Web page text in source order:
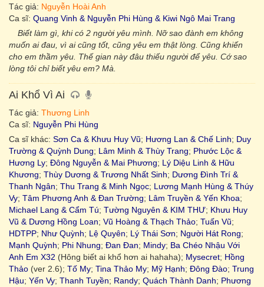
Tác giả: Nguyễn Hoài Anh
Ca sĩ: Quang Vinh & Nguyễn Phi Hùng & Kiwi Ngô Mai Trang
Biết làm gì, khi có 2 người yêu mình. Nỡ sao đành em không
muốn ai đau, vì ai cũng tốt, cũng yêu em thật lòng. Cũng khiến
cho em thầm yêu. Thế gian này đâu thiếu người để yêu. Cớ sao
lòng tôi chỉ biết yêu em? Mà.
Ai Khổ Vì Ai
Tác giả: Thương Linh
Ca sĩ: Nguyễn Phi Hùng
Ca sĩ khác: Sơn Ca & Khưu Huy Vũ; Hương Lan & Chế Linh; Duy
Trường & Quỳnh Dung; Lâm Minh & Thùy Trang; Phước Lộc &
Hương Ly; Đông Nguyễn & Mai Phương; Lý Diệu Linh & Hữu
Khương; Thùy Dương & Trương Nhất Sinh; Dương Đình Trí &
Thanh Ngân; Thu Trang & Minh Ngọc; Lương Mạnh Hùng & Thúy
Vy; Tâm Phương Anh & Đan Trường; Lâm Truyền & Yến Khoa;
Michael Lang & Cẩm Tú; Tường Nguyên & KIM THƯ; Khưu Huy
Vũ & Dương Hồng Loan; Vũ Hoàng & Thạch Thảo; Tuấn Vũ;
HDTPP; Như Quỳnh; Lệ Quyên; Lý Thái Sơn; Người Hát Rong;
Mạnh Quỳnh; Phi Nhung; Đan Đan; Mindy; Ba Chéo Nhậu Với
Anh Em X32 (Hông biết ai khổ hơn ai hahaha); Mysecret; Hồng
Thảo (ver 2.6); Tố My; Tina Thảo My; Mỹ Hạnh; Đông Đào; Trung
Hậu; Yến Vy; Thanh Tuyền; Randy; Quách Thành Danh; Phương